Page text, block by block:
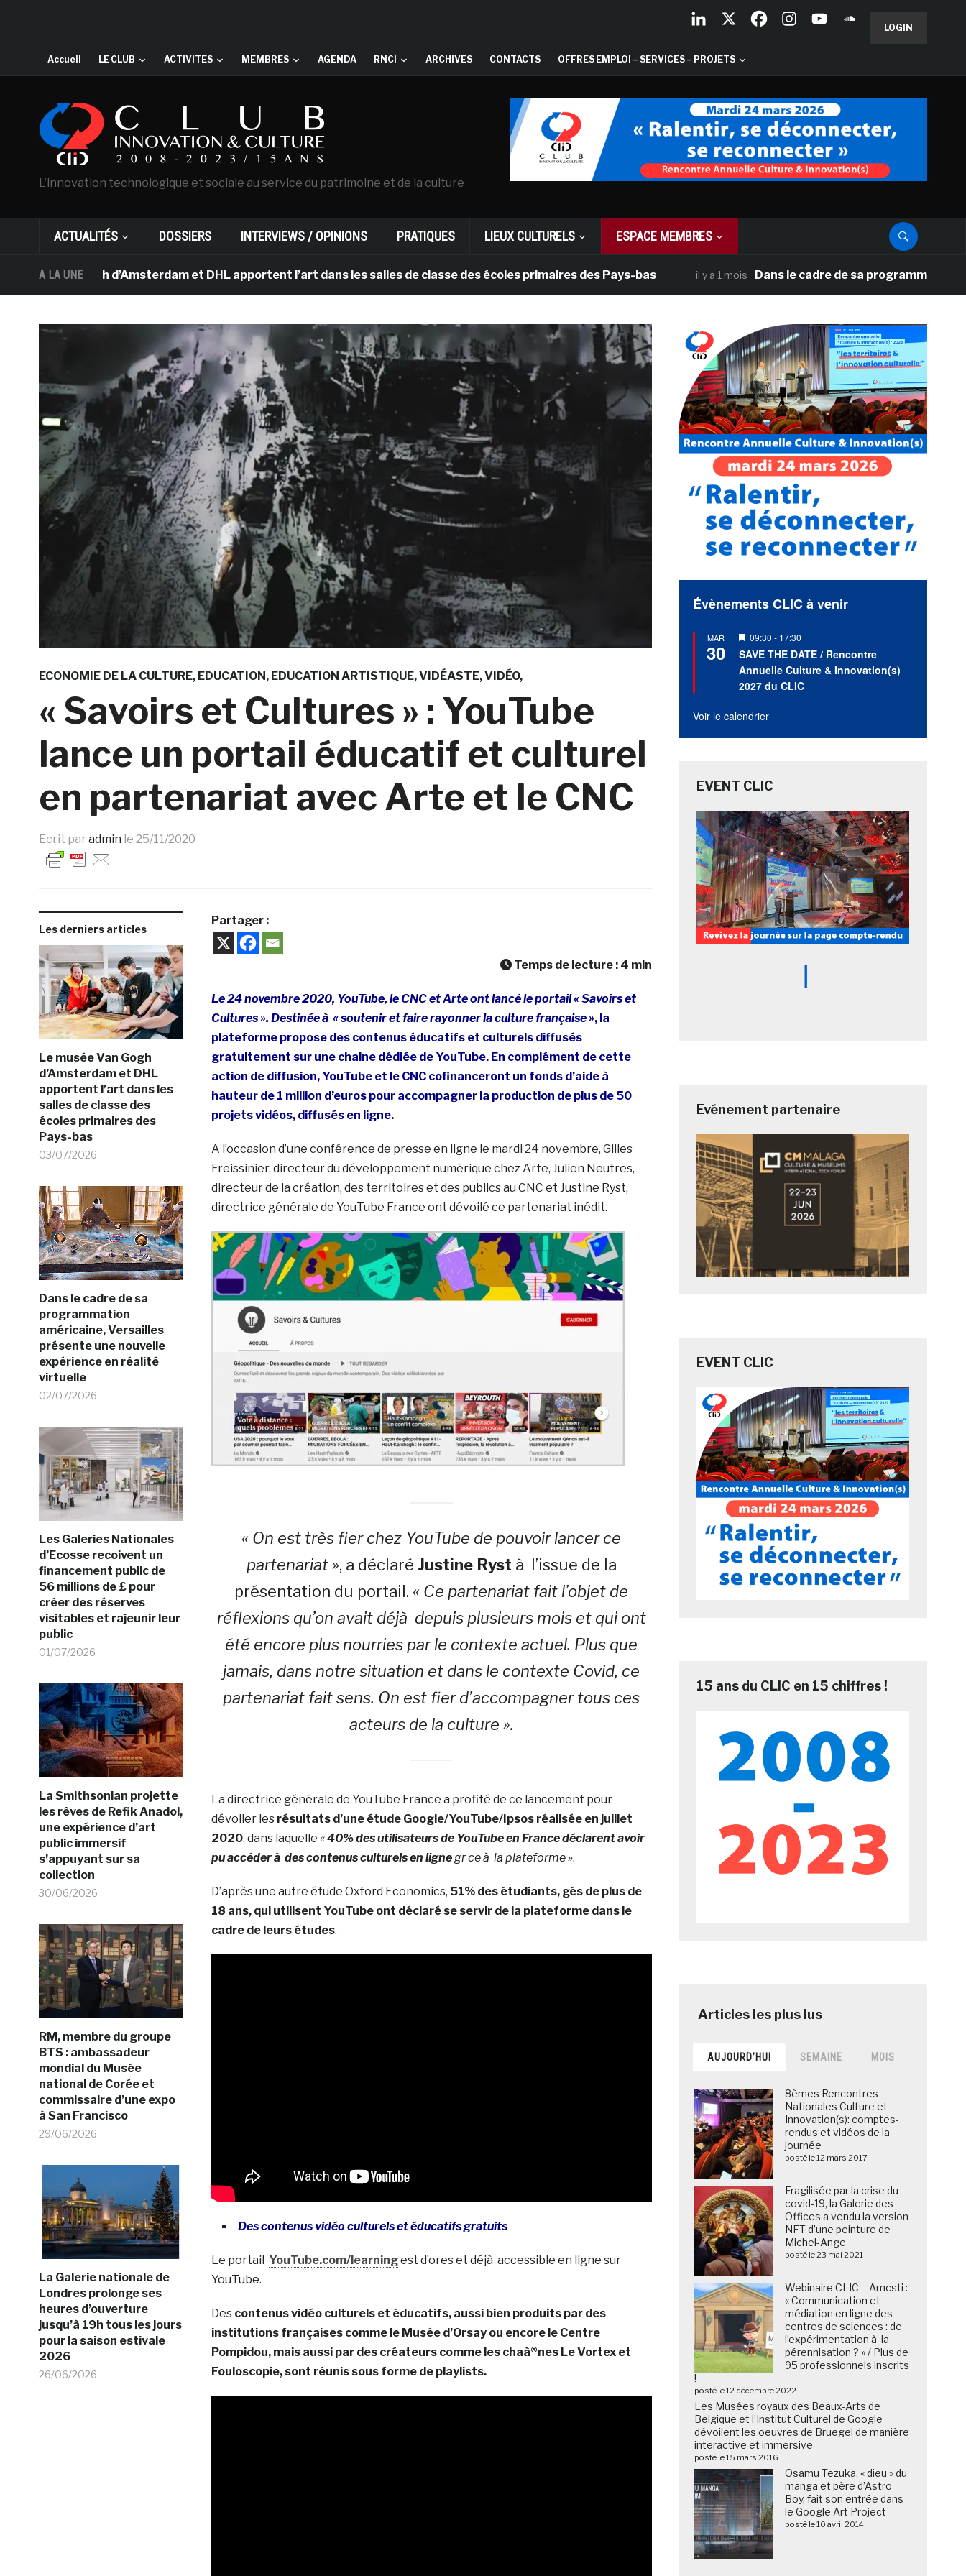
LOGIN
Accueil LE CLUB ACTIVITES MEMBRES AGENDA RNCI ARCHIVES CONTACTS OFFRES EMPLOI – SERVICES – PROJETS
L'innovation technologique et sociale au service du patrimoine et de la culture
ACTUALITÉS DOSSIERS INTERVIEWS / OPINIONS PRATIQUES LIEUX CULTURELS ESPACE MEMBRES
A LA UNE
Van Gogh d’Amsterdam et DHL apportent l’art dans les salles de classe des écoles primaires des Pays-bas il y a 1 mois Dans le cadre de sa programmation
ECONOMIE DE LA CULTURE EDUCATION EDUCATION ARTISTIQUE VIDÉASTE VIDÉO
« Savoirs et Cultures » : YouTube
lance un portail éducatif et culturel
en partenariat avec Arte et le CNC
Ecrit par admin le 25/11/2020
Les derniers articles
Le musée Van Gogh
d’Amsterdam et DHL
apportent l’art dans les
salles de classe des
écoles primaires des
Pays-bas
03/07/2026
Dans le cadre de sa
programmation
américaine, Versailles
présente une nouvelle
expérience en réalité
virtuelle
02/07/2026
Les Galeries Nationales
d’Ecosse recoivent un
financement public de
56 millions de £ pour
créer des réserves
visitables et rajeunir leur
public
01/07/2026
La Smithsonian projette
les rêves de Refik Anadol,
une expérience d’art
public immersif
s’appuyant sur sa
collection
30/06/2026
RM, membre du groupe
BTS : ambassadeur
mondial du Musée
national de Corée et
commissaire d’une expo
à San Francisco
29/06/2026
La Galerie nationale de
Londres prolonge ses
heures d’ouverture
jusqu’à 19h tous les jours
pour la saison estivale
2026
26/06/2026
Partager :
Temps de lecture : 4 min
Le 24 novembre 2020, YouTube, le CNC et Arte ont lancé le portail « Savoirs et
Cultures ». Destinée à « soutenir et faire rayonner la culture française », la
plateforme propose des contenus éducatifs et culturels diffusés
gratuitement sur une chaine dédiée de YouTube. En complément de cette
action de diffusion, YouTube et le CNC cofinanceront un fonds d’aide à
hauteur de 1 million d’euros pour accompagner la production de plus de 50
projets vidéos, diffusés en ligne.
A l’occasion d’une conférence de presse en ligne le mardi 24 novembre, Gilles
Freissinier, directeur du développement numérique chez Arte, Julien Neutres,
directeur de la création, des territoires et des publics au CNC et Justine Ryst,
directrice générale de YouTube France ont dévoilé ce partenariat inédit.
« On est très fier chez YouTube de pouvoir lancer ce
partenariat », a déclaré Justine Ryst à l’issue de la
présentation du portail. « Ce partenariat fait l’objet de
réflexions qu’on avait déjà depuis plusieurs mois et qui ont
été encore plus nourries par le contexte actuel. Plus que
jamais, dans notre situation et dans le contexte Covid, ce
partenariat fait sens. On est fier d’accompagner tous ces
acteurs de la culture ».
La directrice générale de YouTube France a profité de ce lancement pour
dévoiler les résultats d’une étude Google/YouTube/Ipsos réalisée en juillet
2020, dans laquelle «40% des utilisateurs de YouTube en France déclarent avoir
pu accéder à des contenus culturels en lignegr ce à la plateforme ».
D’après une autre étude Oxford Economics, 51% des étudiants, gés de plus de
18 ans, qui utilisent YouTube ont déclaré se servir de la plateforme dans le
cadre de leurs études.
Des contenus vidéo culturels et éducatifs gratuits
Le portail YouTube.com/learningest d’ores et déjà accessible en ligne sur
YouTube.
Des contenus vidéo culturels et éducatifs, aussi bien produits par des
institutions françaises comme le Musée d’Orsay ou encore le Centre
Pompidou, mais aussi par des créateurs comme les chaà®nes Le Vortex et
Fouloscopie, sont réunis sous forme de playlists.
Évènements CLIC à venir
MAR
30
Mis
en
avant
09:30 - 17:30
SAVE THE DATE / Rencontre
Annuelle Culture & Innovation(s)
2027 du CLIC
Voir le calendrier
EVENT CLIC
Evénement partenaire
EVENT CLIC
15 ans du CLIC en 15 chiffres !
AUJOURD’HUI SEMAINE MOIS
8èmes Rencontres
Nationales Culture et
Innovation(s): comptes-
rendus et vidéos de la
journée
posté le 12 mars 2017
Fragilisée par la crise du
covid-19, la Galerie des
Offices a vendu la version
NFT d’une peinture de
Michel-Ange
posté le 23 mai 2021
Webinaire CLIC – Amcsti :
« Communication et
médiation en ligne des
centres de sciences : de
l’expérimentation à la
pérennisation ? » / Plus de
95 professionnels inscrits
!
posté le 12 décembre 2022
Les Musées royaux des Beaux-Arts de
Belgique et l’Institut Culturel de Google
dévoilent les oeuvres de Bruegel de manière
interactive et immersive
posté le 15 mars 2016
Osamu Tezuka, « dieu » du
manga et père d’Astro
Boy, fait son entrée dans
le Google Art Project
posté le 10 avril 2014